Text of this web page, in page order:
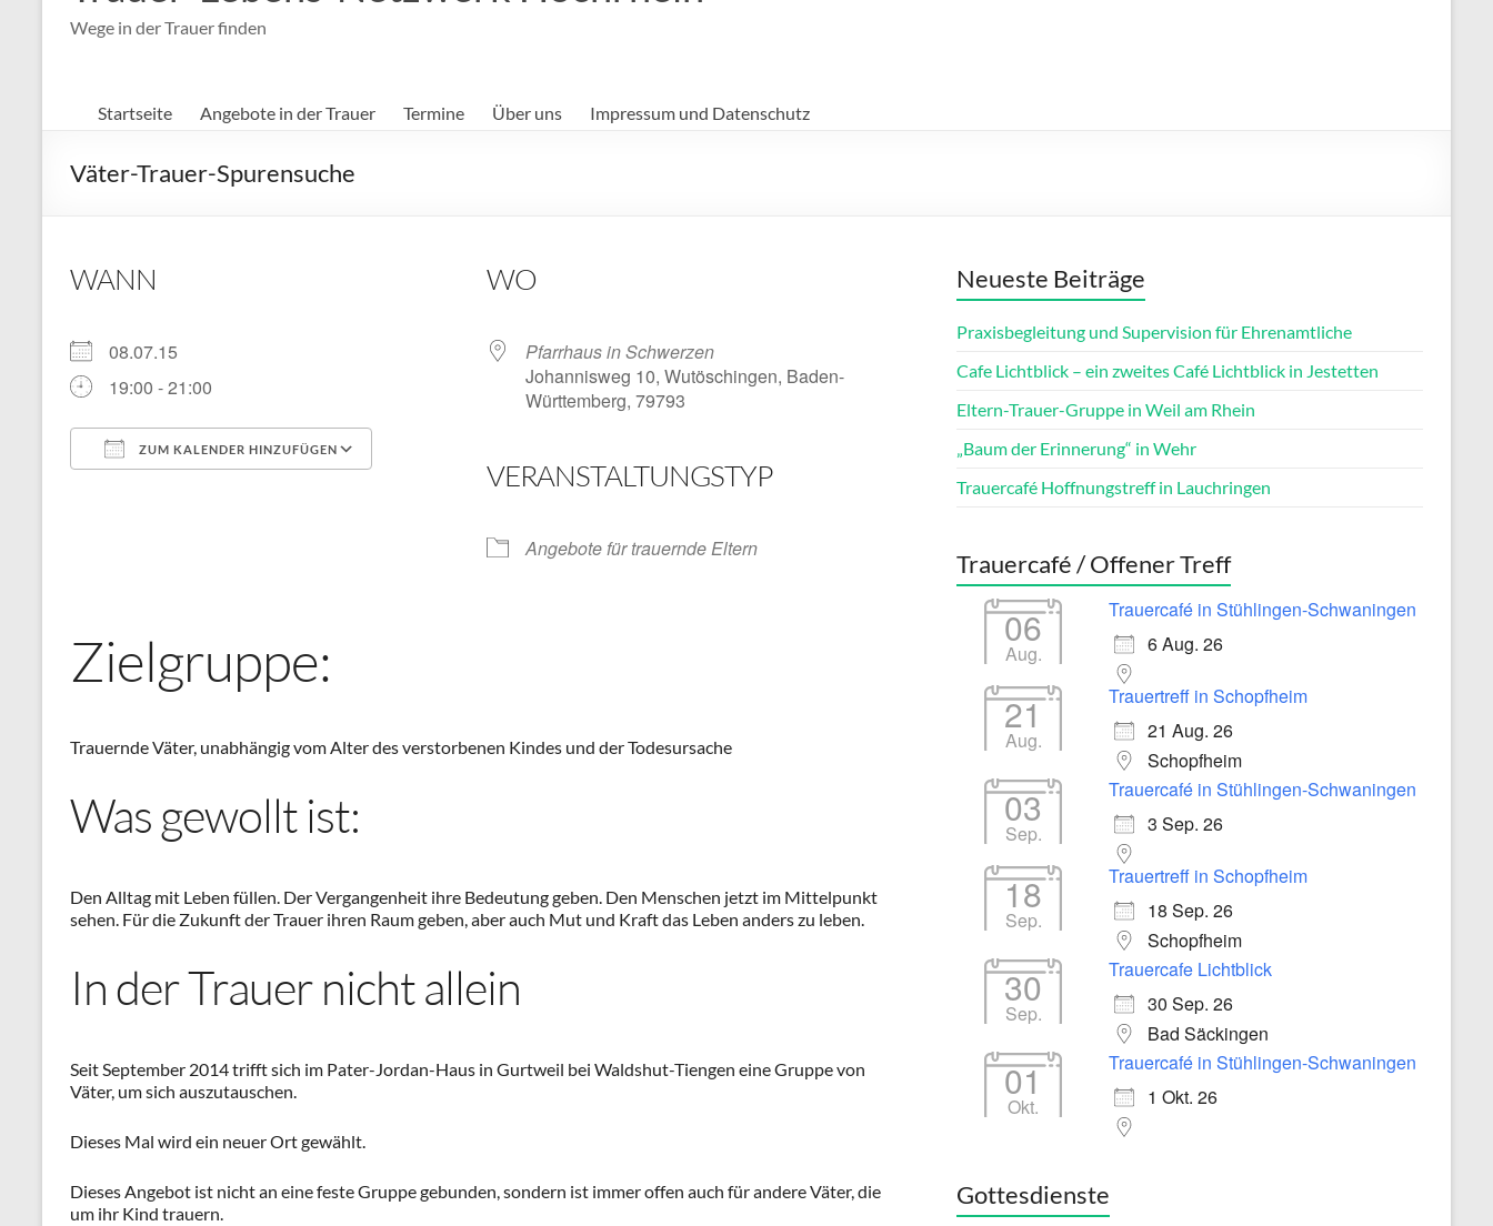
Wege in der Trauer finden
Startseite Angebote in der Trauer Termine Über uns Impressum und Datenschutz
Väter-Trauer-Spurensuche
WANN
08.07.15
19:00 - 21:00
ZUM KALENDER HINZUFÜGEN
Google Kalender iCalendar Office 365
WO
Pfarrhaus in Schwerzen
Johannisweg 10, Wutöschingen, Baden-
Württemberg, 79793
VERANSTALTUNGSTYP
Angebote für trauernde Eltern
Zielgruppe:
Trauernde Väter, unabhängig vom Alter des verstorbenen Kindes und der Todesursache
Was gewollt ist:
Den Alltag mit Leben füllen. Der Vergangenheit ihre Bedeutung geben. Den Menschen jetzt im Mittelpunkt
sehen. Für die Zukunft der Trauer ihren Raum geben, aber auch Mut und Kraft das Leben anders zu leben.
In der Trauer nicht allein
Seit September 2014 trifft sich im Pater-Jordan-Haus in Gurtweil bei Waldshut-Tiengen eine Gruppe von
Väter, um sich auszutauschen.
Dieses Mal wird ein neuer Ort gewählt.
Dieses Angebot ist nicht an eine feste Gruppe gebunden, sondern ist immer offen auch für andere Väter, die
um ihr Kind trauern.
Neueste Beiträge
Praxisbegleitung und Supervision für Ehrenamtliche
Cafe Lichtblick – ein zweites Café Lichtblick in Jestetten
Eltern-Trauer-Gruppe in Weil am Rhein
„Baum der Erinnerung“ in Wehr
Trauercafé Hoffnungstreff in Lauchringen
Trauercafé / Offener Treff
06
Aug.
Trauercafé in Stühlingen-Schwaningen
6 Aug. 26
21
Aug.
Trauertreff in Schopfheim
21 Aug. 26
Schopfheim
03
Sep.
Trauercafé in Stühlingen-Schwaningen
3 Sep. 26
18
Sep.
Trauertreff in Schopfheim
18 Sep. 26
Schopfheim
30
Sep.
Trauercafe Lichtblick
30 Sep. 26
Bad Säckingen
01
Okt.
Trauercafé in Stühlingen-Schwaningen
1 Okt. 26
Gottesdienste